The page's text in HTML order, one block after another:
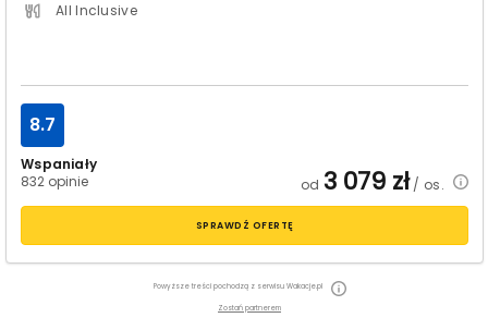
All Inclusive
Wspaniały
832 opinie
8.7
od 3 079 zł/ os.
SPRAWDŹ OFERTĘ
Powyższe treści pochodzą z serwisu Wakacje.pl
Zostań partnerem